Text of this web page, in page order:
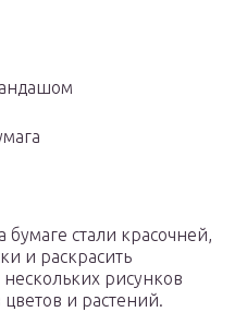
бумаге стали красочней,
и раскрасить
рисунков
и растений.